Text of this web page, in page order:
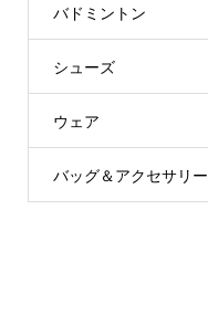
バドミントン
シューズ
ウェア
バッグ＆アクセサリー